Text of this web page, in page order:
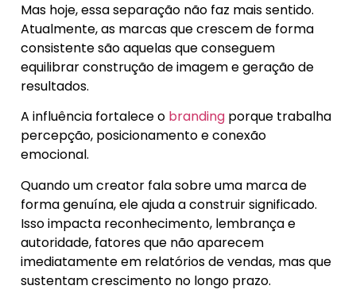
Mas hoje, essa separação não faz mais sentido.
Atualmente, as marcas que crescem de forma
consistente são aquelas que conseguem
equilibrar construção de imagem e geração de
resultados.
A influência fortalece o branding porque trabalha
percepção, posicionamento e conexão
emocional.
Quando um creator fala sobre uma marca de
forma genuína, ele ajuda a construir significado.
Isso impacta reconhecimento, lembrança e
autoridade, fatores que não aparecem
imediatamente em relatórios de vendas, mas que
sustentam crescimento no longo prazo.